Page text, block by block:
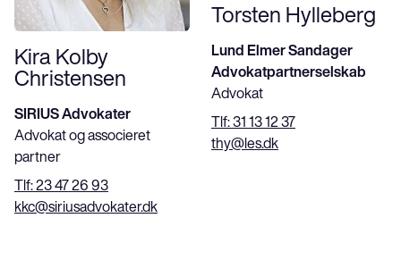
Kira Kolby
Christensen
SIRIUS Advokater
Advokat og associeret
partner
Tlf:23 47 26 93
kkc@siriusadvokater.dk
Torsten Hylleberg
Lund Elmer Sandager
Advokatpartnerselskab
Advokat
Tlf:31 13 12 37
thy@les.dk